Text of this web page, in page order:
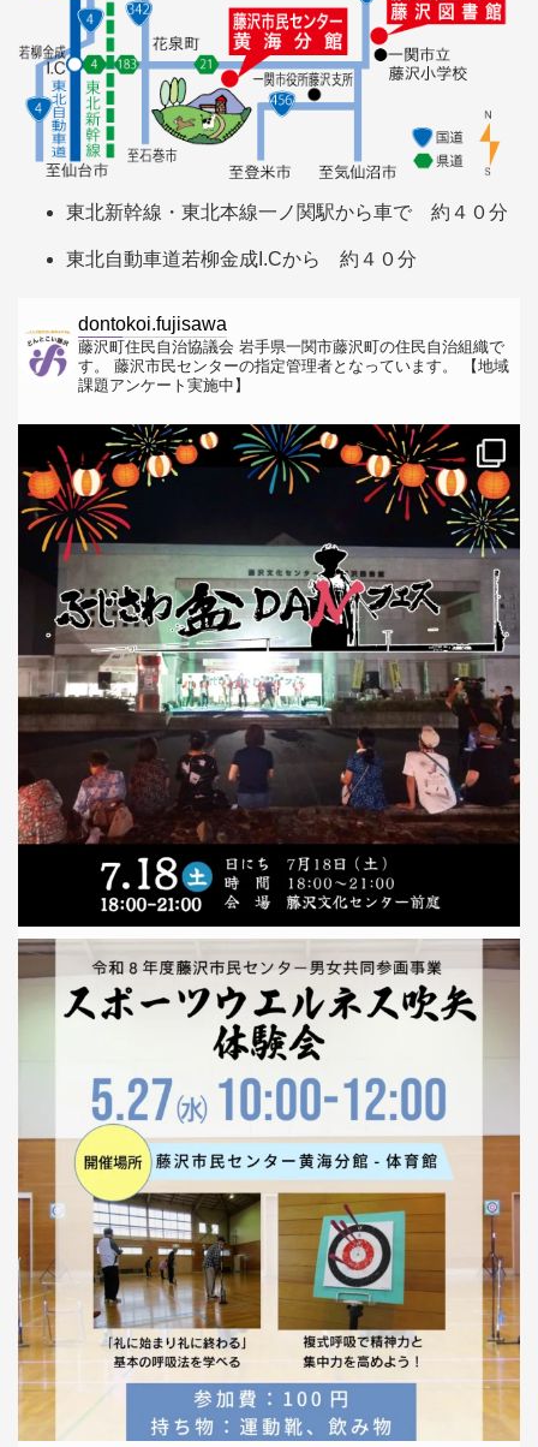
東北新幹線・東北本線一ノ関駅から車で 約４０分
東北自動車道若柳金成I.Cから 約４０分
dontokoi.fujisawa
藤沢町住民自治協議会 岩手県一関市藤沢町の住民自治組織で
す。
藤沢市民センターの指定管理者となっています。
【地域
課題アンケート実施中】